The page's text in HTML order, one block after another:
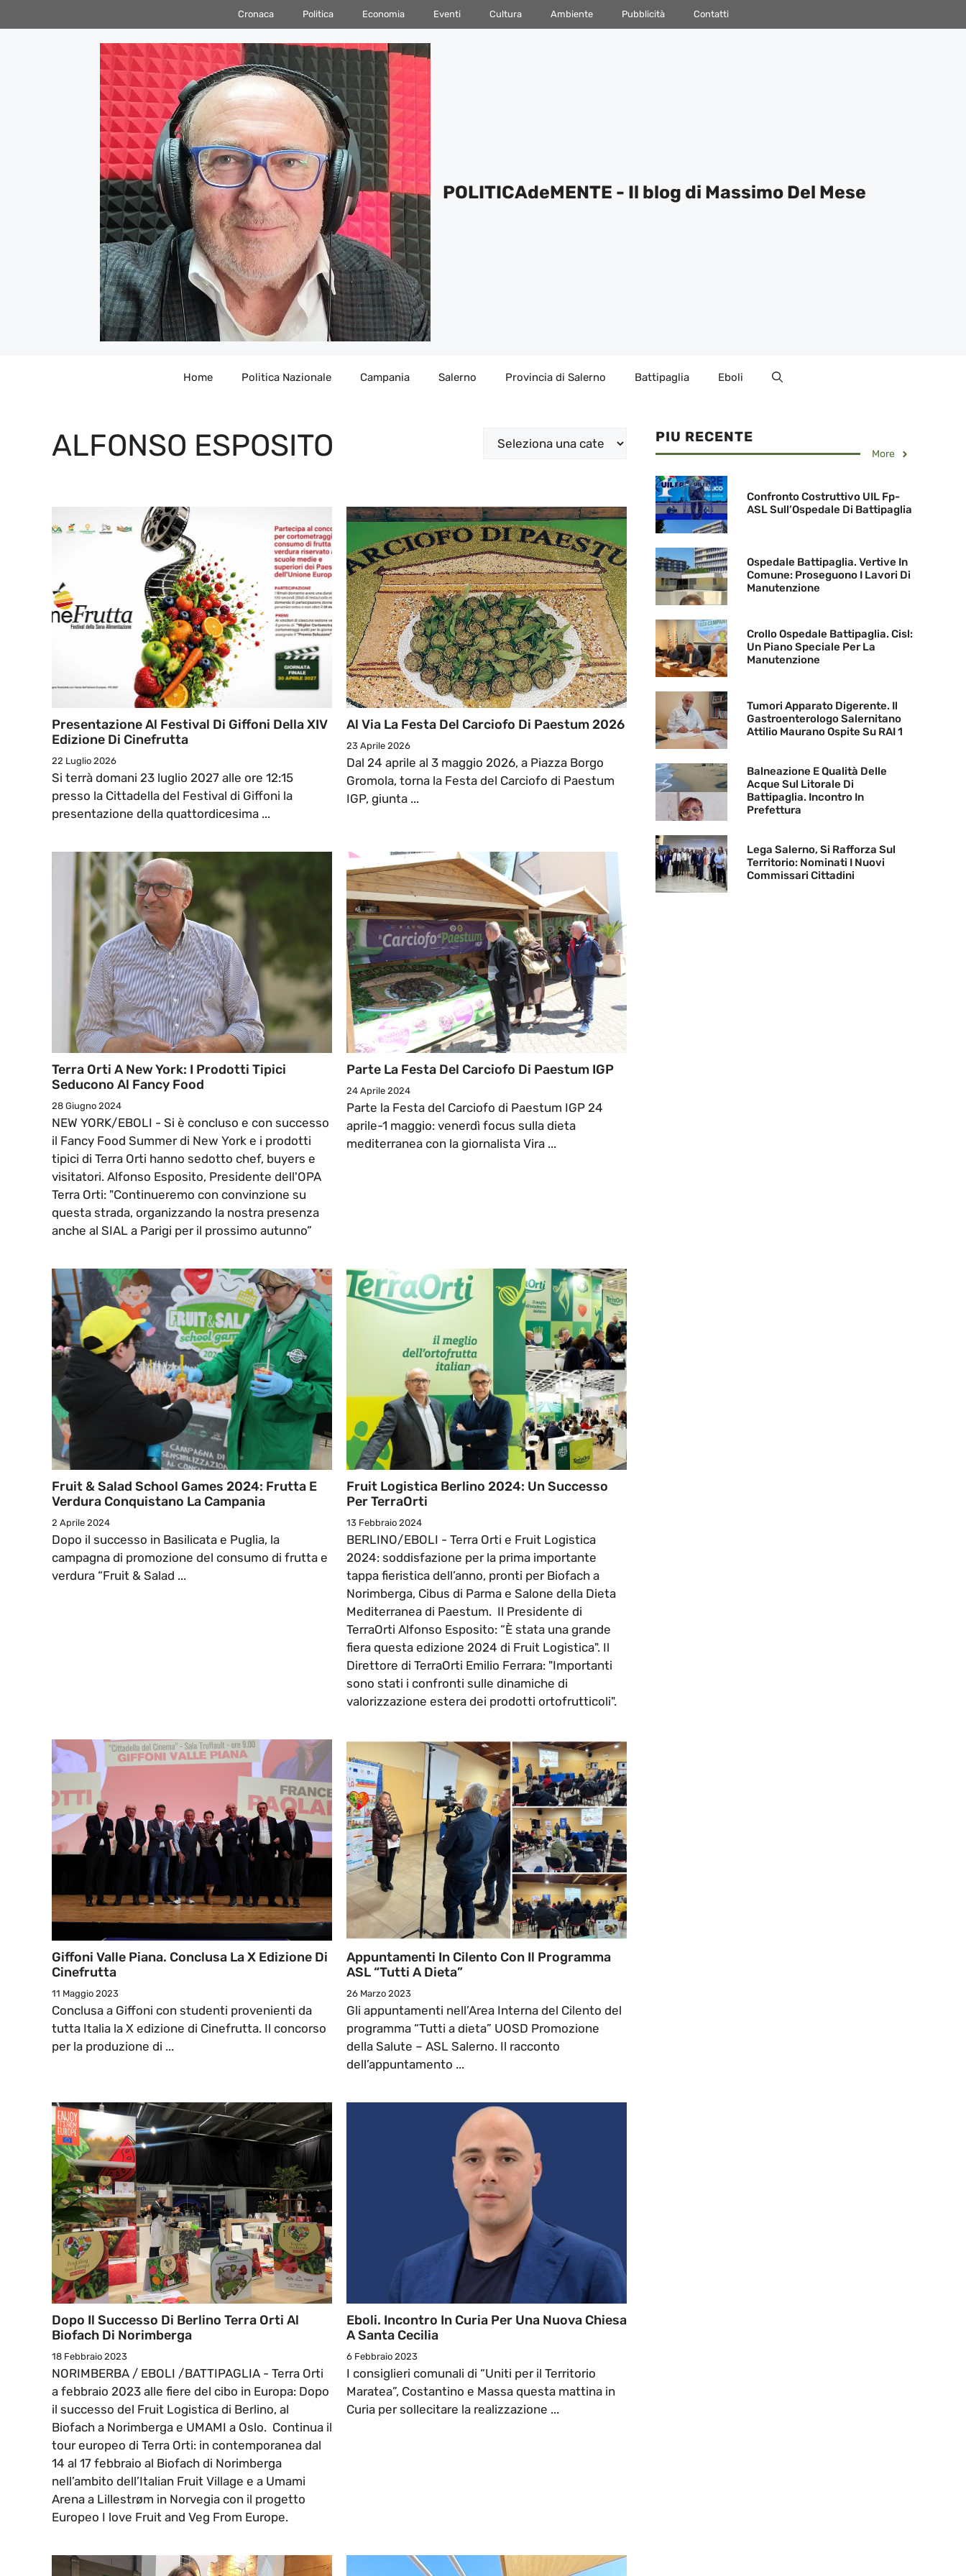
al
Cronaca Politica Economia Eventi Cultura Ambiente Pubblicità Contatti
POLITICAdeMENTE - Il blog di Massimo Del Mese
Home Politica Nazionale Campania Salerno Provincia di Salerno Battipaglia Eboli
ALFONSO ESPOSITO Categorie
Presentazione Al Festival Di Giffoni Della XIV
Edizione Di Cinefrutta
22 Luglio 2026
Si terrà domani 23 luglio 2027 alle ore 12:15
presso la Cittadella del Festival di Giffoni la
presentazione della quattordicesima ...
Al Via La Festa Del Carciofo Di Paestum 2026
23 Aprile 2026
Dal 24 aprile al 3 maggio 2026, a Piazza Borgo
Gromola, torna la Festa del Carciofo di Paestum
IGP, giunta ...
Terra Orti A New York: I Prodotti Tipici
Seducono Al Fancy Food
28 Giugno 2024
NEW YORK/EBOLI - Si è concluso e con successo
il Fancy Food Summer di New York e i prodotti
tipici di Terra Orti hanno sedotto chef, buyers e
visitatori. Alfonso Esposito, Presidente dell'OPA
Terra Orti: "Continueremo con convinzione su
questa strada, organizzando la nostra presenza
anche al SIAL a Parigi per il prossimo autunno”
Parte La Festa Del Carciofo Di Paestum IGP
24 Aprile 2024
Parte la Festa del Carciofo di Paestum IGP 24
aprile-1 maggio: venerdì focus sulla dieta
mediterranea con la giornalista Vira ...
Fruit & Salad School Games 2024: Frutta E
Verdura Conquistano La Campania
2 Aprile 2024
Dopo il successo in Basilicata e Puglia, la
campagna di promozione del consumo di frutta e
verdura “Fruit & Salad ...
Fruit Logistica Berlino 2024: Un Successo
Per TerraOrti
13 Febbraio 2024
BERLINO/EBOLI - Terra Orti e Fruit Logistica
2024: soddisfazione per la prima importante
tappa fieristica dell’anno, pronti per Biofach a
Norimberga, Cibus di Parma e Salone della Dieta
Mediterranea di Paestum. Il Presidente di
TerraOrti Alfonso Esposito: “È stata una grande
fiera questa edizione 2024 di Fruit Logistica". Il
Direttore di TerraOrti Emilio Ferrara: "Importanti
sono stati i confronti sulle dinamiche di
valorizzazione estera dei prodotti ortofrutticoli".
Giffoni Valle Piana. Conclusa La X Edizione Di
Cinefrutta
11 Maggio 2023
Conclusa a Giffoni con studenti provenienti da
tutta Italia la X edizione di Cinefrutta. Il concorso
per la produzione di ...
Appuntamenti In Cilento Con Il Programma
ASL “Tutti A Dieta”
26 Marzo 2023
Gli appuntamenti nell’Area Interna del Cilento del
programma “Tutti a dieta” UOSD Promozione
della Salute – ASL Salerno. Il racconto
dell’appuntamento ...
Dopo Il Successo Di Berlino Terra Orti Al
Biofach Di Norimberga
18 Febbraio 2023
NORIMBERBA / EBOLI /BATTIPAGLIA - Terra Orti
a febbraio 2023 alle fiere del cibo in Europa: Dopo
il successo del Fruit Logistica di Berlino, al
Biofach a Norimberga e UMAMI a Oslo. Continua il
tour europeo di Terra Orti: in contemporanea dal
14 al 17 febbraio al Biofach di Norimberga
nell’ambito dell’Italian Fruit Village e a Umami
Arena a Lillestrøm in Norvegia con il progetto
Europeo I love Fruit and Veg From Europe.
Eboli. Incontro In Curia Per Una Nuova Chiesa
A Santa Cecilia
6 Febbraio 2023
I consiglieri comunali di “Uniti per il Territorio
Maratea”, Costantino e Massa questa mattina in
Curia per sollecitare la realizzazione ...
PIU RECENTE
More
Confronto Costruttivo UIL Fp-
ASL Sull’Ospedale Di Battipaglia
Ospedale Battipaglia. Vertive In
Comune: Proseguono I Lavori Di
Manutenzione
Crollo Ospedale Battipaglia. Cisl:
Un Piano Speciale Per La
Manutenzione
Tumori Apparato Digerente. Il
Gastroenterologo Salernitano
Attilio Maurano Ospite Su RAI 1
Balneazione E Qualità Delle
Acque Sul Litorale Di
Battipaglia. Incontro In
Prefettura
Lega Salerno, Si Rafforza Sul
Territorio: Nominati I Nuovi
Commissari Cittadini